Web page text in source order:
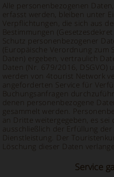
Alle personenbezogenen
erfasst werden, bleiben unter
Verpflichtungen, die sich aus
Bestimmungen
Schutz personenbezogener
(Europäische Verordnung zum
Daten) ergeben, vertraulich
Daten (Nr. 679/2016, DSGVO)
werden von 4tourist Network
angeforderten Service für
Buchungsanfragen
denen personenbezogene
gesammelt werden.
an Dritte weitergegeben, es sei
ausschließlich der Erfüllung
Dienstleistung. Der
Löschung dieser Daten
Service